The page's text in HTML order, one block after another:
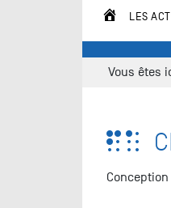
ACCUEIL
LES
Vous êtes